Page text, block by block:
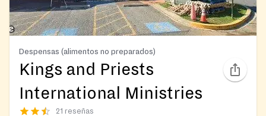
Despensas (alimentos no preparados)
Kings and Priests
International Ministries
21 reseñas